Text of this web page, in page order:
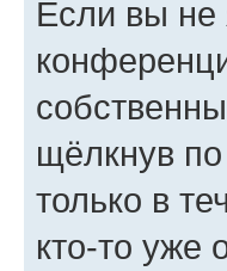
Если вы не
щёлкнув по
только в
кто-то уже